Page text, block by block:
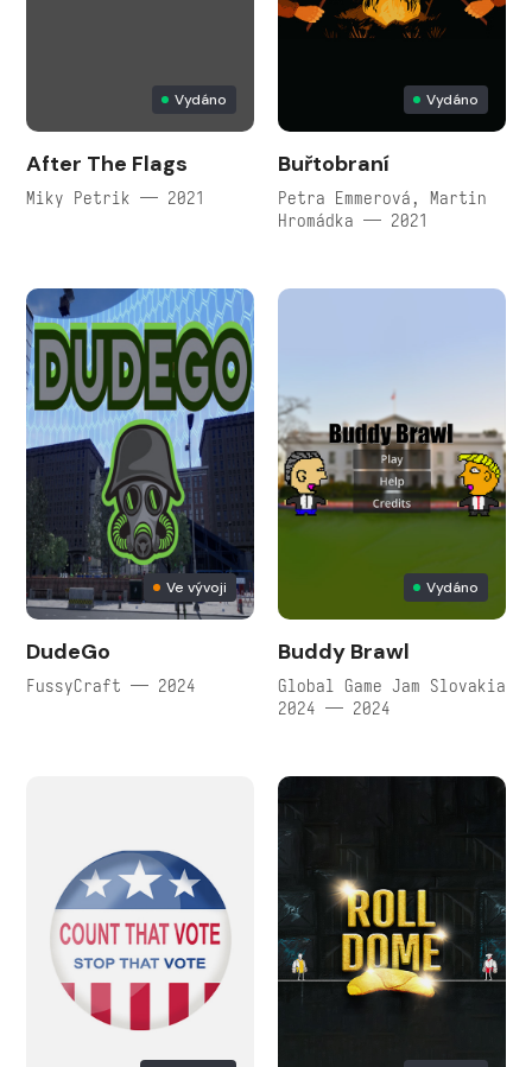
Vydáno
After The Flags
Miky Petrik — 2021
Vydáno
Buřtobraní
Petra Emmerová, Martin
Hromádka — 2021
Ve vývoji
DudeGo
FussyCraft — 2024
Vydáno
Buddy Brawl
Global Game Jam Slovakia
2024 — 2024